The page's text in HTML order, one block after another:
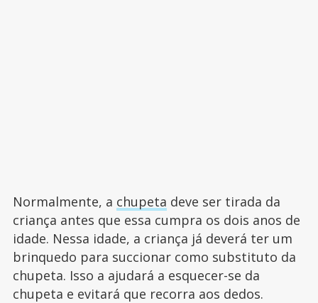
Normalmente, a chupeta deve ser tirada da
criança antes que essa cumpra os dois anos de
idade. Nessa idade, a criança já deverá ter um
brinquedo para succionar como substituto da
chupeta. Isso a ajudará a esquecer-se da
chupeta e evitará que recorra aos dedos.